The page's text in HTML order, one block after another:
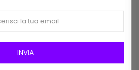
INVIA